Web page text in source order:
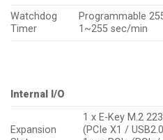
Watchdog
Timer
Programmable
1~255 sec/min
Internal I/O
Expansion
1 x E-Key M.2
(PCIe X1 /